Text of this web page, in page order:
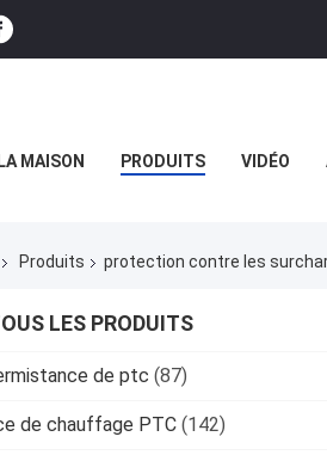
MAISON PRODUITS VIDÉO
Produits protection contre les
LES PRODUITS
de ptc (87)
de chauffage PTC (142)